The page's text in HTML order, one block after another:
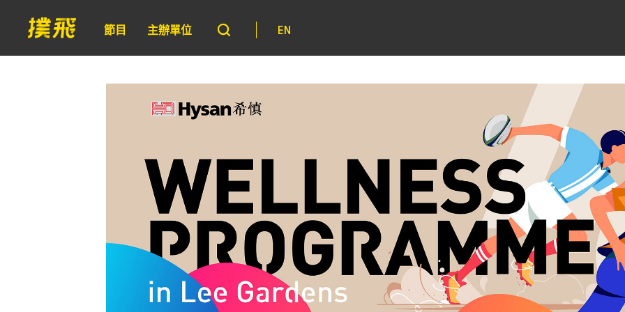
節目 主辦單位 EN